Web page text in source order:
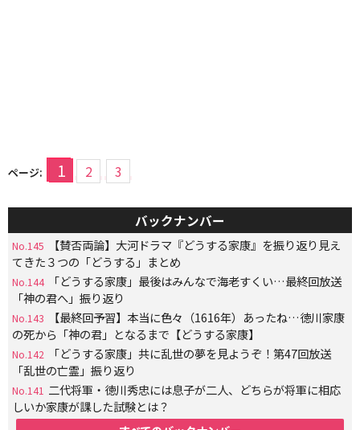
ページ: 1 2 3
バックナンバー
No.145
【賛否両論】大河ドラマ『どうする家康』を振り返り見え
てきた３つの「どうする」まとめ
No.144
「どうする家康」最後はみんなで海老すくい…最終回放送
「神の君へ」振り返り
No.143
【最終回予習】本当に色々（1616年）あったね…徳川家康
の死から「神の君」となるまで【どうする家康】
No.142
「どうする家康」共に乱世の夢を見ようぞ！第47回放送
「乱世の亡霊」振り返り
No.141 二代将軍・徳川秀忠には息子が二人、どちらが将軍に相応
しいか家康が課した試験とは？